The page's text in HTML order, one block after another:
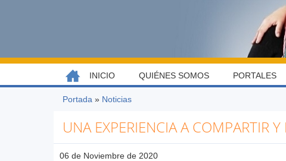
Usted
está
aquí
Portada » Noticias
topUNA EXPERIENCIA A COMPARTIR Y
06 de Noviembre de 2020
Back
MENÚ
PRINCIPAL
INICIO QUIÉNES SOMOS PORTALES